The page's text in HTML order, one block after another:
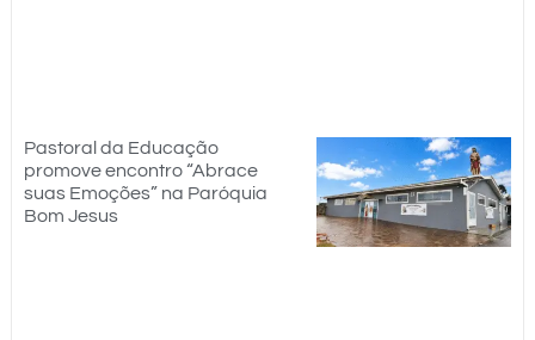
Pastoral da Educação
promove encontro “Abrace
suas Emoções” na Paróquia
Bom Jesus